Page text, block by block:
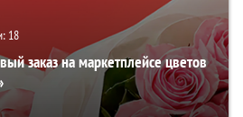
18
заказ на маркетплейсе цветов